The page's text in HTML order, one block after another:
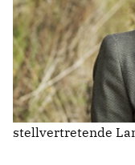
WICHTIGE
75
stellvertretende